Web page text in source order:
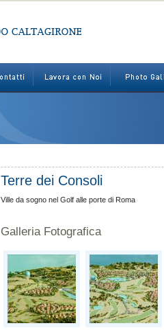
Terre dei Consoli
Ville da sogno nel Golf alle porte di Roma
Galleria Fotografica